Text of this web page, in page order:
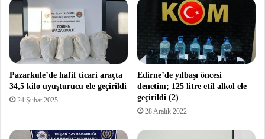
Pazarkule’de hafif ticari araçta
34,5 kilo uyuşturucu ele geçirildi
24 Şubat 2025
Edirne’de yılbaşı öncesi
denetim; 125 litre etil alkol ele
geçirildi (2)
28 Aralık 2022